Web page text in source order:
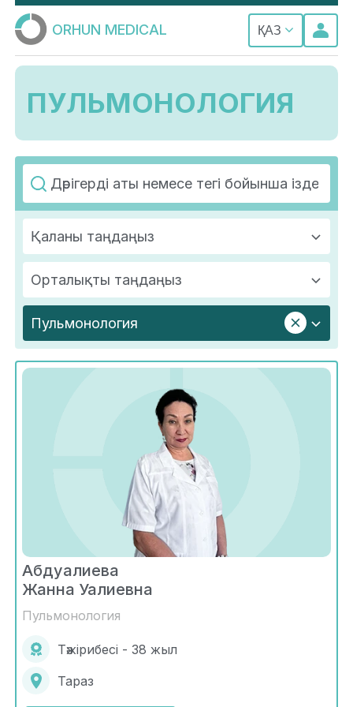
ORHUN MEDICAL ҚАЗ
ПУЛЬМОНОЛОГИЯ
Қаланы таңдаңыз
Орталықты таңдаңыз
Пульмонология
Абдуалиева
Жанна Уалиевна
Пульмонология
Тәжірибесі - 38 жыл
Тараз